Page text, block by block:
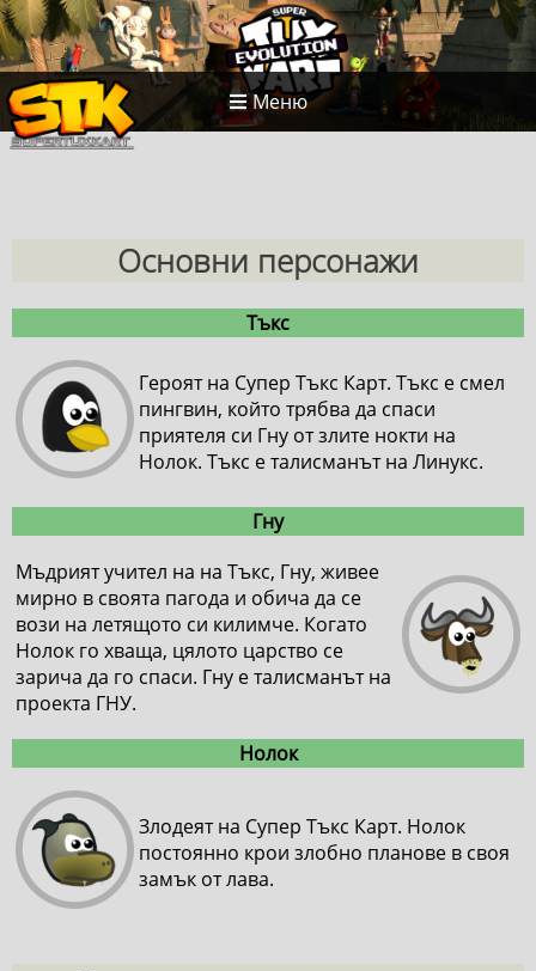
Меню
Основни персонажи
Тъкс
Героят на Супер Тъкс Карт. Тъкс е смел
пингвин, който трябва да спаси
приятеля си Гну от злите нокти на
Нолок. Тъкс е талисманът на Линукс.
Гну
Мъдрият учител на на Тъкс, Гну, живее
мирно в своята пагода и обича да се
вози на летящото си килимче. Когато
Нолок го хваща, цялото царство се
зарича да го спаси. Гну е талисманът на
проекта ГНУ.
Нолок
Злодеят на Супер Тъкс Карт. Нолок
постоянно крои злобно планове в своя
замък от лава.